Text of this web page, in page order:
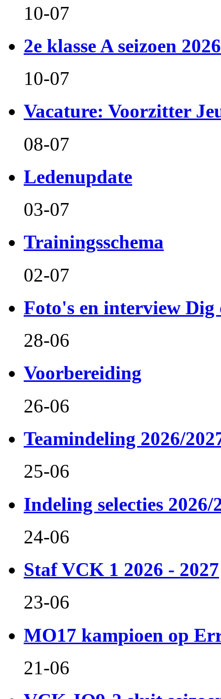
10-07
2e klasse A seizoen
10-07
Vacature: Voorzitter
08-07
Ledenupdate
03-07
Trainingsschema
02-07
Foto's en interview Dig
28-06
Voorbereiding
26-06
Teamindeling 2026/
25-06
Indeling selecties 2026/
24-06
Staf VCK 1 2026 - 2027
23-06
MO17 kampioen op
21-06